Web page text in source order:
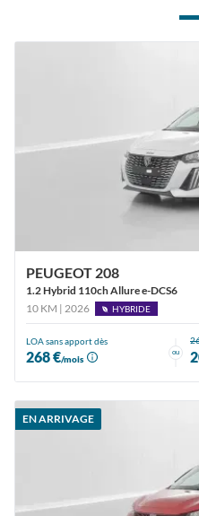
PEUGEOT 208
1.2 Hybrid 110ch Allure e-DCS6
10 KM | 2026
HYBRIDE
LOA sans apport dès
268 €/mois
ou
EN ARRIVAGE